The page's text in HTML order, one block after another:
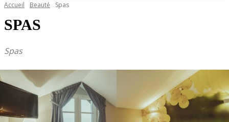
Accueil Beauté Spas
SPAS
Spas